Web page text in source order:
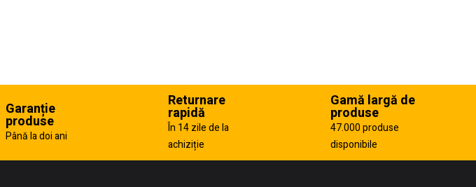
Garanție
produse
Până la doi ani
Returnare
rapidă
În 14 zile de la
achiziție
Gamă largă de
produse
47.000 produse
disponibile